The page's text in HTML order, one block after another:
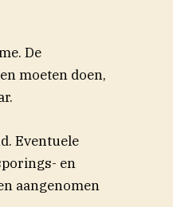
De
moeten doen,
Eventuele
en
aangenomen